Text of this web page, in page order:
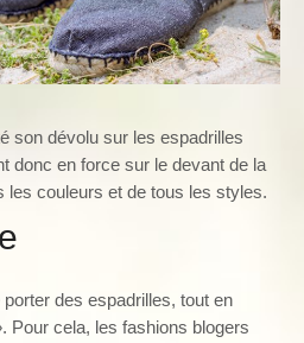
son dévolu sur les espadrilles
donc en force sur le devant de la
les couleurs et de tous les styles.
des espadrilles, tout en
Pour cela, les fashions blogers